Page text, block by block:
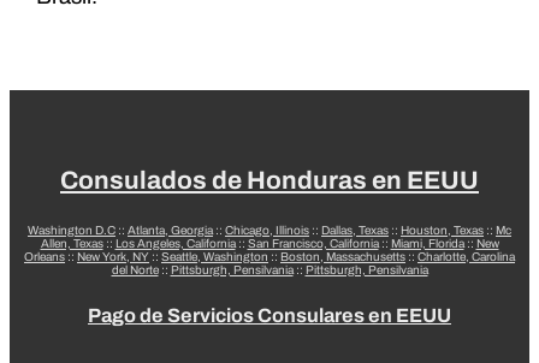
Consulados de Honduras en EEUU
Washington D.C :: Atlanta, Georgia:: Chicago, Illinois :: Dallas, Texas :: Houston, Texas :: Mc
Allen, Texas:: Los Angeles, California:: San Francisco, California:: Miami, Florida:: New
Orleans :: New York, NY :: Seattle, Washington :: Boston, Massachusetts :: Charlotte, Carolina
del Norte:: Pittsburgh, Pensilvania:: Pittsburgh, Pensilvania
Pago de Servicios Consulares en EEUU